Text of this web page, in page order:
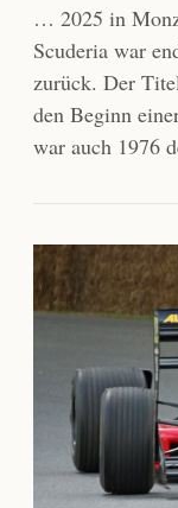
… 2025 in
Scuderia war
zurück. Der
den Beginn
war auch 1976